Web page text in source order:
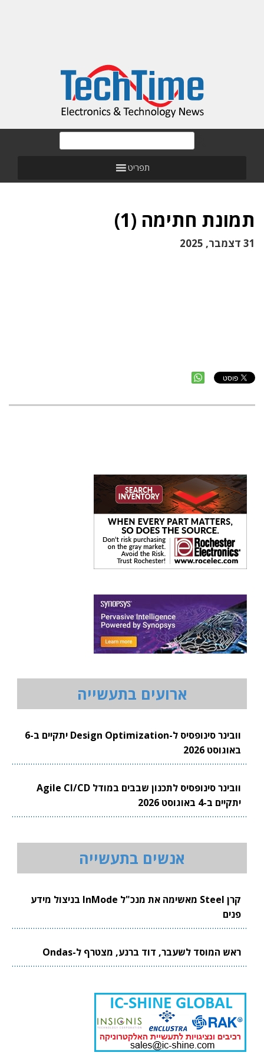
תפריט
תמונת חתימה (1)
31 דצמבר, 2025
ארועים בתעשייה
וובינר סינופסיס ל-Design Optimization יתקיים ב-6
באוגוסט 2026
וובינר סינופסיס לתכנון שבבים במודל Agile CI/CD
יתקיים ב-4 באוגוסט 2026
אנשים בתעשייה
קרן Steel מאשימה את מנכ"ל InMode בניצול מידע
פנים
ראש המוסד לשעבר, דוד ברנע, מצטרף ל-Ondas